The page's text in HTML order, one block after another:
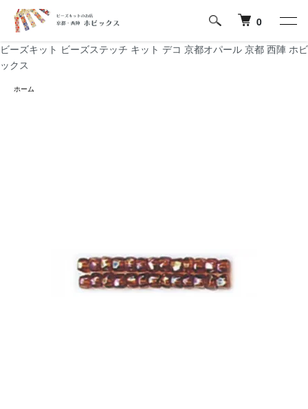
ビーズキット ビーズステッチ キット デコ 京都オパール 京都 西陣 ホビ
ックス
0
ホーム